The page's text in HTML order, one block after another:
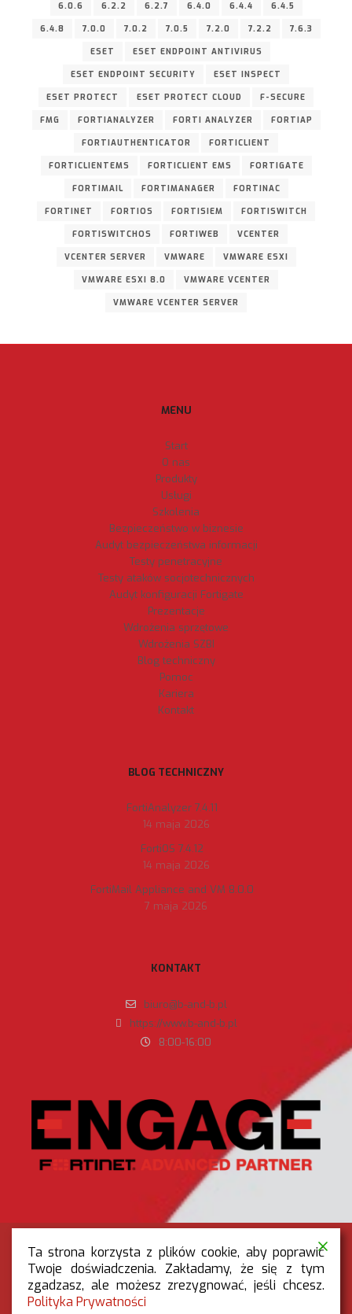
6.0.6 6.2.2 6.2.7 6.4.0 6.4.4 6.4.5
6.4.8 7.0.0 7.0.2 7.0.5 7.2.0 7.2.2 7.6.3
ESET ESET ENDPOINT ANTIVIRUS
ESET ENDPOINT SECURITY ESET INSPECT
ESET PROTECT ESET PROTECT CLOUD F-SECURE
FMG FORTIANALYZER FORTI ANALYZER FORTIAP
FORTIAUTHENTICATOR FORTICLIENT
FORTICLIENTEMS FORTICLIENT EMS FORTIGATE
FORTIMAIL FORTIMANAGER FORTINAC
FORTINET FORTIOS FORTISIEM FORTISWITCH
FORTISWITCHOS FORTIWEB VCENTER
VCENTER SERVER VMWARE VMWARE ESXI
VMWARE ESXI 8.0 VMWARE VCENTER
VMWARE VCENTER SERVER
MENU
Start
O nas
Produkty
Usługi
Szkolenia
Bezpieczeństwo w biznesie
Audyt bezpieczeństwa informacji
Testy penetracyjne
Testy ataków socjotechnicznych
Audyt konfiguracji Fortigate
Prezentacje
Wdrożenia sprzętowe
Wdrożenia SZBI
Blog techniczny
Pomoc
Kariera
Kontakt
BLOG TECHNICZNY
FortiAnalyzer 7.4.11
14 maja 2026
FortiOS 7.4.12
14 maja 2026
FortiMail Appliance and VM 8.0.0
7 maja 2026
KONTAKT
biuro@b-and-b.pl
https://www.b-and-b.pl
8:00-16:00
RODO |POLITYKA PRYWATNOŚCI
OGÓLNE WARUNKI REKLAMACJI
Ta strona korzysta z plików cookie, aby poprawić
Twoje doświadczenia. Zakładamy, że się z tym
zgadzasz, ale możesz zrezygnować, jeśli chcesz.
Polityka Prywatności